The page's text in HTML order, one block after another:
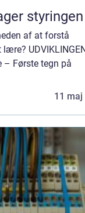
tager styringen
af at forstå
– Første tegn på
11 maj